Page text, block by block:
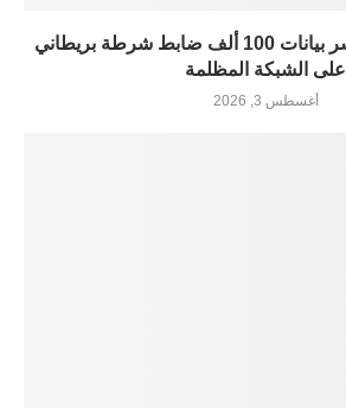
اختراق إلكتروني ينشر بيانات 100 ألف ضابط شرطة بريطاني
على الشبكة المظلمة
أغسطس 3, 2026